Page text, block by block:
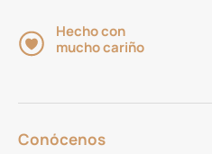
Hecho con
mucho cariño
Conócenos